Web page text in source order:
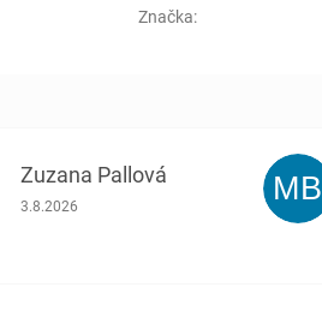
Značka:
Zuzana Pallová
Hodnotenie obchodu je 5 z 5 hviezdičiek.
3.8.2026 MB